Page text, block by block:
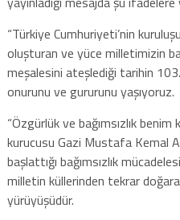
“Türkiye Cumhuriyeti’nin
oluşturan ve yüce milletimizin
meşalesini ateşlediği tarihin
onurunu ve gururunu yaşıyoruz.
“Özgürlük ve bağımsızlık
kurucusu Gazi Mustafa Kemal
başlattığı bağımsızlık
milletin küllerinden tekrar
yürüyüşüdür.